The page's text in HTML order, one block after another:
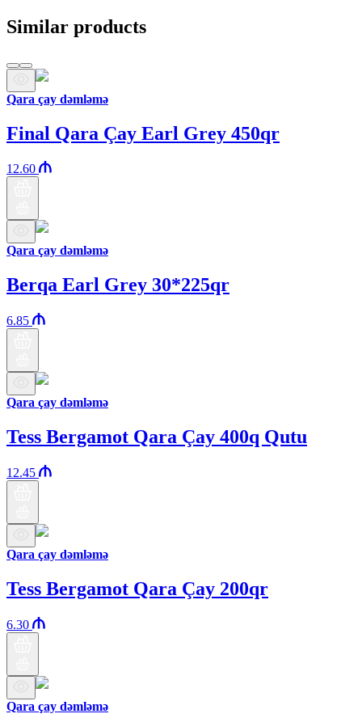
Similar products
Qara çay dəmləmə
Final Qara Çay Earl Grey 450qr
12.60
Qara çay dəmləmə
Berqa Earl Grey 30*225qr
6.85
Qara çay dəmləmə
Tess Bergamot Qara Çay 400q Qutu
12.45
Qara çay dəmləmə
Tess Bergamot Qara Çay 200qr
6.30
Qara çay dəmləmə